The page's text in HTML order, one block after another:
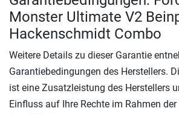
Monster Ultimate V2
Hackenschmidt Combo
Weitere Details zu dieser Garantie
Garantiebedingungen des Herstellers.
ist eine Zusatzleistung des Herstellers
Einfluss auf Ihre Rechte im Rahmen